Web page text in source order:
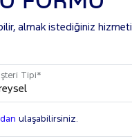
almak istediğiniz
Tipi*
ulaşabilirsiniz.